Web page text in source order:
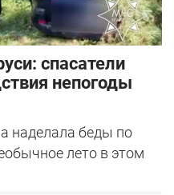
спасатели
непогоды
наделала беды по
лето в этом